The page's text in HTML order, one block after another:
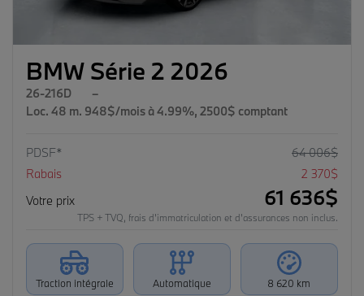
BMW Série 2 2026
26-216D
–
Loc. 48 m. 948$/mois à 4.99%, 2500$ comptant
PDSF* 64 006$
Rabais
2 370$
Votre prix
61 636$
TPS + TVQ, frais d'immatriculation et d'assurances non inclus.
Traction intégrale Automatique 8 620 km